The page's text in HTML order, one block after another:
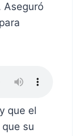
Aseguró
que el
su